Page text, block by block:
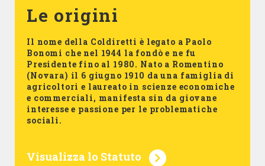
Le origini
Il nome della Coldiretti è legato a Paolo
Bonomi che nel 1944 la fondò e ne fu
Presidente fino al 1980. Nato a Romentino
(Novara) il 6 giugno 1910 da una famiglia di
agricoltori e laureato in scienze economiche
e commerciali, manifesta sin da giovane
interesse e passione per le problematiche
sociali.
Visualizza lo Statuto